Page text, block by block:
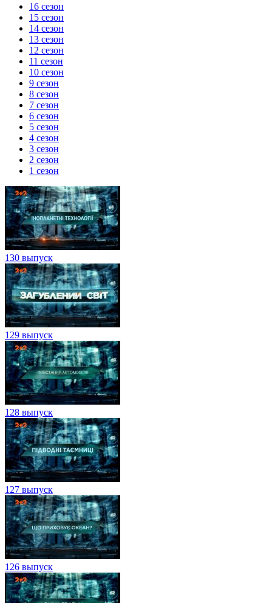
16 сезон
15 сезон
14 сезон
13 сезон
12 сезон
11 сезон
10 сезон
9 сезон
8 сезон
7 сезон
6 сезон
5 сезон
4 сезон
3 сезон
2 сезон
1 сезон
130 выпуск
129 выпуск
128 выпуск
127 выпуск
126 выпуск